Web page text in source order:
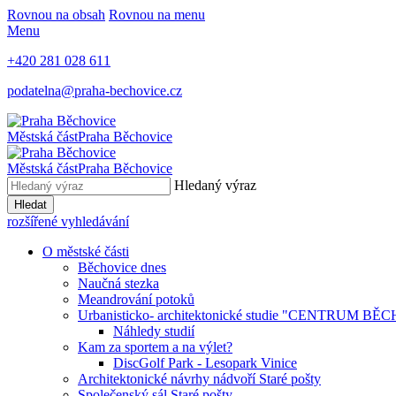
Rovnou na obsah Rovnou na menu
Menu
+420 281 028 611
podatelna@praha-bechovice.cz
Městská částPraha Běchovice
Městská částPraha Běchovice
Hledaný výraz
Hledat
rozšířené vyhledávání
O městské části
Běchovice dnes
Naučná stezka
Meandrování potoků
Urbanisticko- architektonické studie "CENTRUM
Náhledy studií
Kam za sportem a na výlet?
DiscGolf Park - Lesopark Vinice
Architektonické návrhy nádvoří Staré pošty